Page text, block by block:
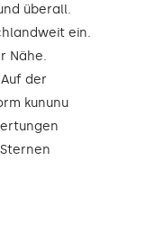
überall.
ein.
Nähe.
Auf der
kununu